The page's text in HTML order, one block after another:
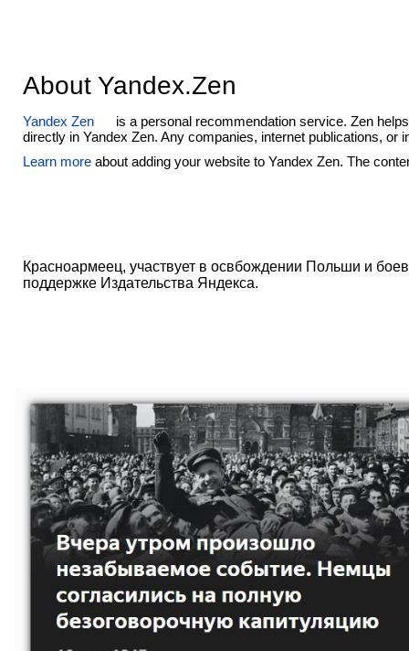
About Yandex.Zen
Yandex Zen
is a personal recommendation service. Zen
directly in Yandex Zen. Any companies, internet publications,
Learn more about adding your website to Yandex Zen. The
Красноармеец, участвует в освбождении Польши и
поддержке Издательства Яндекса.